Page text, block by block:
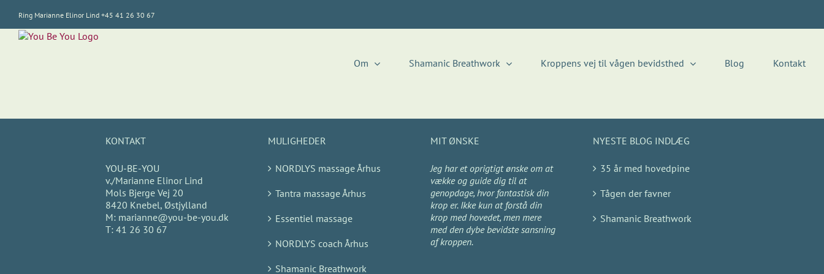
content
Ring Marianne Elinor Lind +45 41 26 30 67
Om Shamanic Breathwork Kroppens vej til vågen bevidsthed Blog Kontakt
KONTAKT
YOU-BE-YOU
v./Marianne Elinor Lind
Mols Bjerge Vej 20
8420 Knebel, Østjylland
M: marianne@you-be-you.dk
T: 41 26 30 67
MULIGHEDER
NORDLYS massage Århus
Tantra massage Århus
Essentiel massage
NORDLYS coach Århus
Shamanic Breathwork
MIT ØNSKE
Jeg har et oprigtigt ønske om at
vække og guide dig til at
genopdage, hvor fantastisk din
krop er. Ikke kun at forstå din
krop med hovedet, men mere
med den dybe bevidste sansning
af kroppen.
NYESTE BLOG INDLÆG
35 år med hovedpine
Tågen der favner
Shamanic Breathwork